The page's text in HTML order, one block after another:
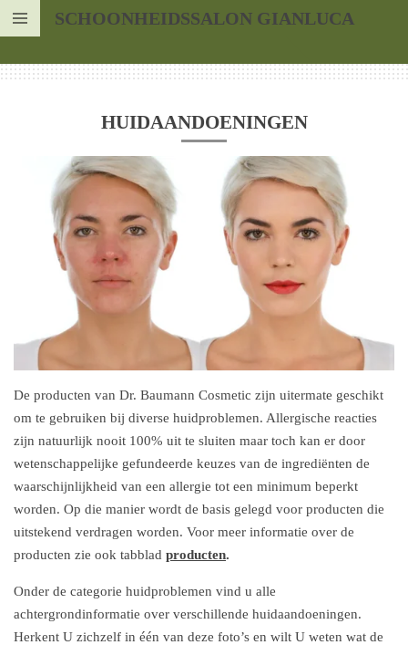
Ga
naar
SCHOONHEIDSSALON GIANLUCA
HUIDAANDOENINGEN
De producten van Dr. Baumann Cosmetic zijn uitermate geschikt
om te gebruiken bij diverse huidproblemen. Allergische reacties
zijn natuurlijk nooit 100% uit te sluiten maar toch kan er door
wetenschappelijke gefundeerde keuzes van de ingrediënten de
waarschijnlijkheid van een allergie tot een minimum beperkt
worden. Op die manier wordt de basis gelegd voor producten die
uitstekend verdragen worden. Voor meer informatie over de
producten zie ook tabblad producten.
Onder de categorie huidproblemen vind u alle
achtergrondinformatie over verschillende huidaandoeningen.
Herkent U zichzelf in één van deze foto’s en wilt U weten wat de